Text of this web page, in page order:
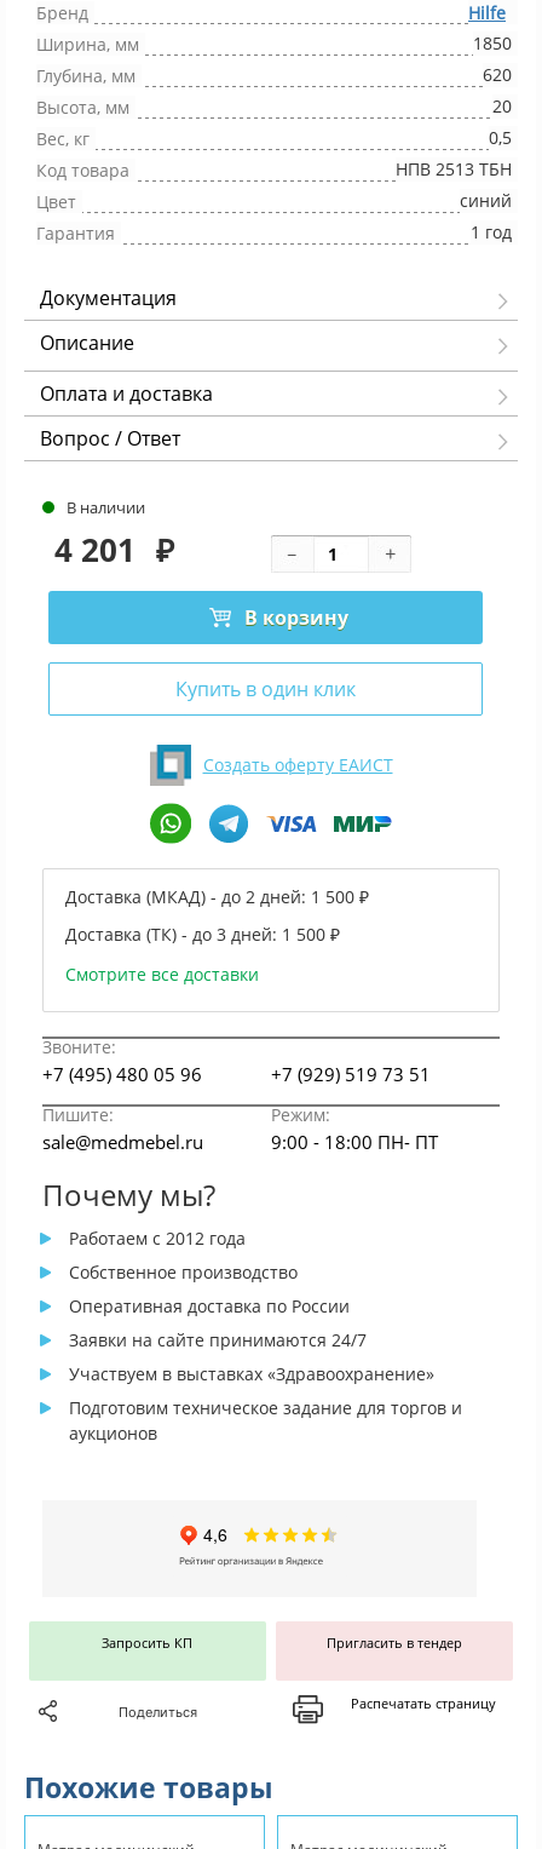
Бренд
Hilfe
Ширина, мм
1850
Глубина, мм
620
Высота, мм
20
Вес, кг
0,5
Код товара
НПВ 2513 ТБН
Цвет
синий
Гарантия
1 год
Документация
Описание
Оплата и доставка
Вопрос / Ответ
В наличии
4 201 ₽
В корзину
Купить в один клик
Создать оферту ЕАИСТ
Доставка (МКАД) - до 2 дней: 1 500 ₽
Доставка (ТК) - до 3 дней: 1 500 ₽
Смотрите все доставки
Звоните:
+7 (495) 480 05 96 +7 (929) 519 73 51
Пишите: Режим:
sale@medmebel.ru 9:00 - 18:00 ПН- ПТ
Почему мы?
Работаем с 2012 года
Собственное производство
Оперативная доставка по России
Заявки на сайте принимаются 24/7
Участвуем в выставках «Здравоохранение»
Подготовим техническое задание для торгов и
аукционов
Запросить КП Пригласить в тендер
Поделиться Распечатать страницу
Похожие товары